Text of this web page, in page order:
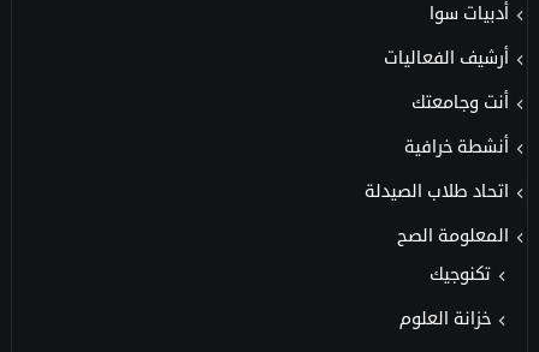
أدبيات سوا
أرشيف الفعاليات
أنت وجامعتك
أنشطة خرافية
اتحاد طلاب الصيدلة
المعلومة الصح
تكنوجيك
خزانة العلوم